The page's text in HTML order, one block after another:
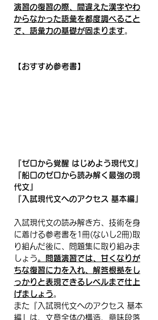
演習の復習の際、間違えた漢字やわ
からなかった語彙を都度調べること
で、語彙力の基礎が固まります。
【おすすめ参考書】
『ゼロから覚醒 はじめよう現代文』
『船口のゼロから読み解く最強の現
代文』
『入試現代文へのアクセス 基本編』
入試現代文の読み解き方、技術を身
に着ける参考書を1冊(ないし2冊)取
り組んだ後に、問題集に取り組みま
しょう。問題演習では、甘くなりが
ちな復習に力を入れ、解答根拠をし
っかりと表現できるレベルまで仕上
げましょう。
また『入試現代文へのアクセス 基本
編』は、文章全体の構造、意味段落